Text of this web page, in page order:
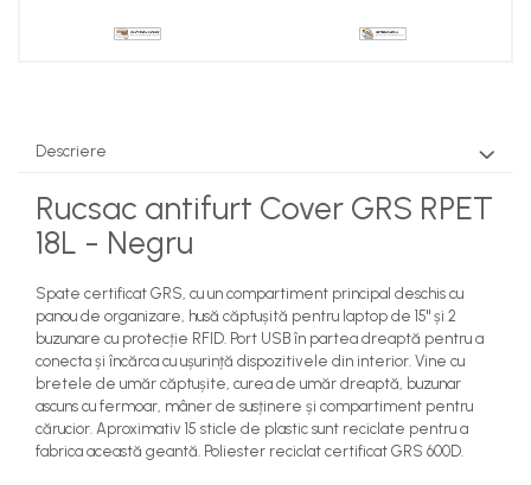
Descriere
Rucsac antifurt Cover GRS RPET
18L - Negru
Spate certificat GRS, cu un compartiment principal deschis cu
panou de organizare, husă căptușită pentru laptop de 15" și 2
buzunare cu protecție RFID. Port USB în partea dreaptă pentru a
conecta și încărca cu ușurință dispozitivele din interior. Vine cu
bretele de umăr căptușite, curea de umăr dreaptă, buzunar
ascuns cu fermoar, mâner de susținere și compartiment pentru
cărucior. Aproximativ 15 sticle de plastic sunt reciclate pentru a
fabrica această geantă. Poliester reciclat certificat GRS 600D.